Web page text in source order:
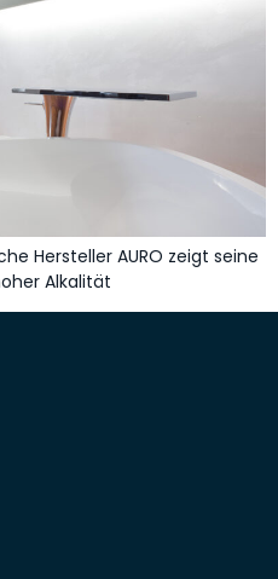
Hersteller AURO zeigt seine
Alkalität